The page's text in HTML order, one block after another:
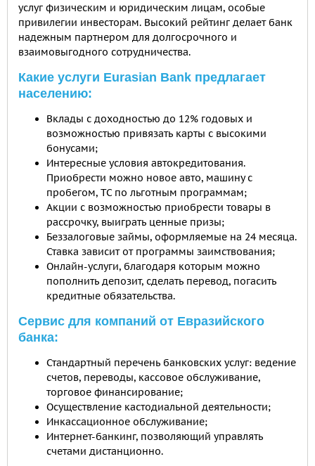
услуг физическим и юридическим лицам, особые
привилегии инвесторам. Высокий рейтинг делает банк
надежным партнером для долгосрочного и
взаимовыгодного сотрудничества.
Какие услуги Eurasian Bank предлагает
населению:
Вклады с доходностью до 12% годовых и
возможностью привязать карты с высокими
бонусами;
Интересные условия автокредитования.
Приобрести можно новое авто, машину с
пробегом, ТС по льготным программам;
Акции с возможностью приобрести товары в
рассрочку, выиграть ценные призы;
Беззалоговые займы, оформляемые на 24 месяца.
Ставка зависит от программы заимствования;
Онлайн-услуги, благодаря которым можно
пополнить депозит, сделать перевод, погасить
кредитные обязательства.
Сервис для компаний от Евразийского
банка:
Стандартный перечень банковских услуг: ведение
счетов, переводы, кассовое обслуживание,
торговое финансирование;
Осуществление кастодиальной деятельности;
Инкассационное обслуживание;
Интернет-банкинг, позволяющий управлять
счетами дистанционно.